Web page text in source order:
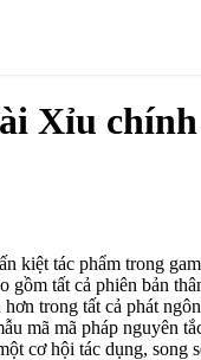
Xỉu
kiệt tác phẩm trong
tất cả phiên bản
trong tất cả phát
mã mã pháp nguyên
cơ hội tác dụng,